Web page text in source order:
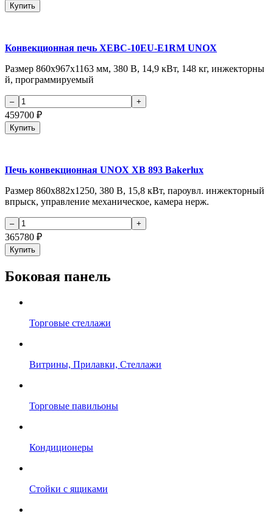
Купить
Конвекционная печь XEBC-10EU-E1RM UNOX
Размер 860х967х1163 мм, 380 В, 14,9 кВт, 148 кг, инжекторны
й, программируемый
459700 ₽
Купить
Печь конвекционная UNOX XB 893 Bakerlux
Размер 860х882х1250, 380 В, 15,8 кВт, пароувл. инжекторный
впрыск, управление механическое, камера нерж.
365780 ₽
Купить
Боковая панель
Торговые стеллажи
Витрины, Прилавки, Стеллажи
Торговые павильоны
Кондиционеры
Стойки с ящиками